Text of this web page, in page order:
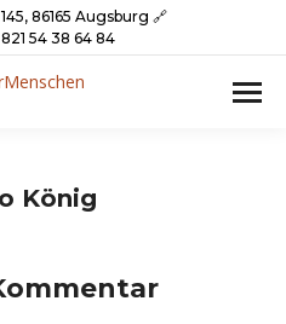
86165 Augsburg 🔗
54 38 64 84
König